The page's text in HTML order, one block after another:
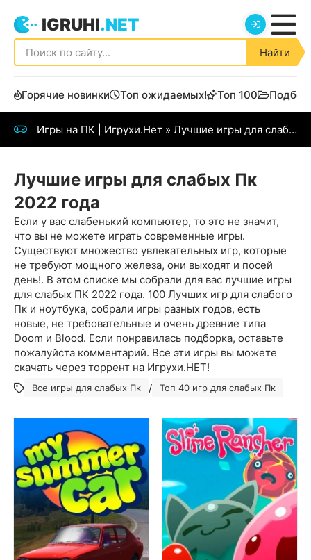
IGRUHI.NET
Найти
Горячие новинки Топ ожидаемых! Топ 100
Игры на ПК | Игрухи.Нет » Лучшие игры для слабых Пк 2022 года
Лучшие игры для слабых Пк
2022 года
Если у вас слабенький компьютер, то это не значит,
что вы не можете играть современные игры.
Существуют множество увлекательных игр, которые
не требуют мощного железа, они выходят и посей
день!. В этом списке мы собрали для вас лучшие игры
для слабых ПК 2022 года. 100 Лучших игр для слабого
Пк и ноутбука, собрали игры разных годов, есть
новые, не требовательные и очень древние типа
Doom и Blood. Если понравилась подборка, оставьте
пожалуйста комментарий. Все эти игры вы можете
скачать через торрент на Игрухи.НЕТ!
Все игры для слабых Пк / Топ 40 игр для слабых Пк